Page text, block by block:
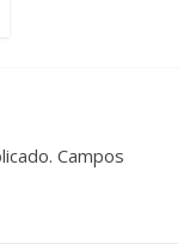
Campos